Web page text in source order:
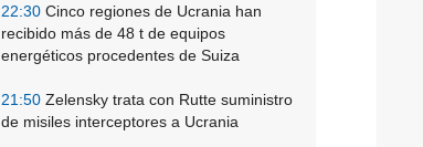
22:30 Cinco regiones de Ucrania han
recibido más de 48 t de equipos
energéticos procedentes de Suiza
21:50 Zelensky trata con Rutte suministro
de misiles interceptores a Ucrania